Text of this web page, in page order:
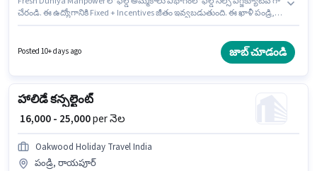
చేరండి. ఈ ఉద్యోగానికి Fixed + Incentives జీతం ఇవ్వబడుతుంది. ఈ ఖాళీ పండ్రి,
లేదా సర్టిఫికెట్ కలిగి ఉండాలి.
Posted 10+ days ago జాబ్ చూడండి
హాలిడే కన్సల్టెంట్
₹ 16,000 - 25,000per నెల
Oakwood Holiday Travel India
పండ్రి, రాయపూర్